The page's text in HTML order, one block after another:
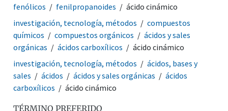
fenólicos
fenilpropanoides
ácido cinámico
investigación, tecnología, métodos
compuestos
químicos
compuestos orgánicos
ácidos y sales
orgánicas
ácidos carboxílicos
ácido cinámico
investigación, tecnología, métodos
ácidos, bases y
sales
ácidos ácidos y sales orgánicas
ácidos
carboxílicos
ácido cinámico
TÉRMINO PREFERIDO